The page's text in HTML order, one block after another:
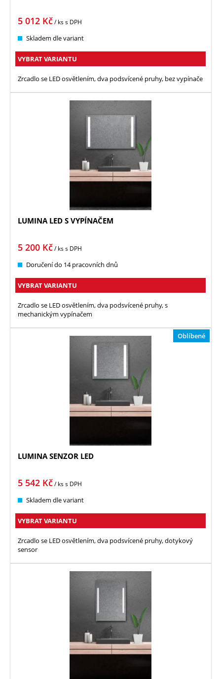
5 012 Kč/ kss DPH
Skladem dle variant
VYBRAT VARIANTU
Zrcadlo se LED osvětlením, dva podsvícené pruhy, bez vypínače
LUMINA LED S VYPÍNAČEM
5 200 Kč/ kss DPH
Doručení do 14 pracovních dnů
VYBRAT VARIANTU
Zrcadlo se LED osvětlením, dva podsvícené pruhy, s
mechanickým vypínačem
Oblíbené
LUMINA SENZOR LED
5 542 Kč/ kss DPH
Skladem dle variant
VYBRAT VARIANTU
Zrcadlo se LED osvětlením, dva podsvícené pruhy, dotykový
sensor